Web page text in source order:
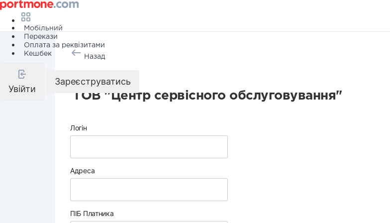
Мобільний
Перекази
Оплата за реквізитами
Кешбек
Увійти
Зареєструватись
Назад
ТОВ "Центр сервісного обслуговування"
Логін
Адреса
ПІБ Платника